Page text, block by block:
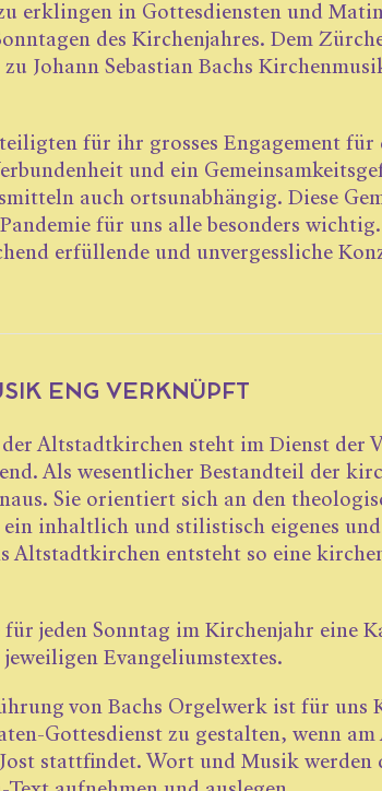
erklingen in Gottes­diensten und
des Kirchenjahres. Dem
Johann Sebastian Bachs
für ihr grosses Engagement
und ein
auch ortsunabhängig. Diese
für uns alle besonders
erfüllende und unvergessliche
ENG VERKNÜPFT
Altstadtkirchen steht im Dienst der
Als wesentlicher Bestandteil der
Sie orientiert sich an den
inhaltlich und stilistisch eigenes und
Altstadt­kirchen entsteht so eine
jeden Sonntag im Kirchenjahr eine
Evangeliumstextes.
von Bachs Orgelwerk ist für uns
Gottes­dienst zu gestalten, wenn
stattfindet. Wort und Musik